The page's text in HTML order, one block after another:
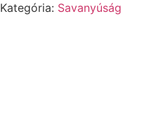
Kategória: Savanyúság